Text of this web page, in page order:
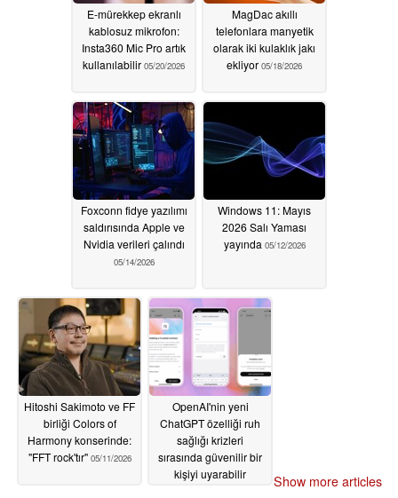
E-mürekkep ekranlı
kablosuz mikrofon:
Insta360 Mic Pro artık
kullanılabilir 05/20/2026
MagDac akıllı
telefonlara manyetik
olarak iki kulaklık jakı
ekliyor 05/18/2026
Foxconn fidye yazılımı
saldırısında Apple ve
Nvidia verileri çalındı
05/14/2026
Windows 11: Mayıs
2026 Salı Yaması
yayında 05/12/2026
Hitoshi Sakimoto ve FF
birliği Colors of
Harmony konserinde:
"FFT rock'tır" 05/11/2026
OpenAI'nin yeni
ChatGPT özelliği ruh
sağlığı krizleri
sırasında güvenilir bir
kişiyi uyarabilir
Show more articles